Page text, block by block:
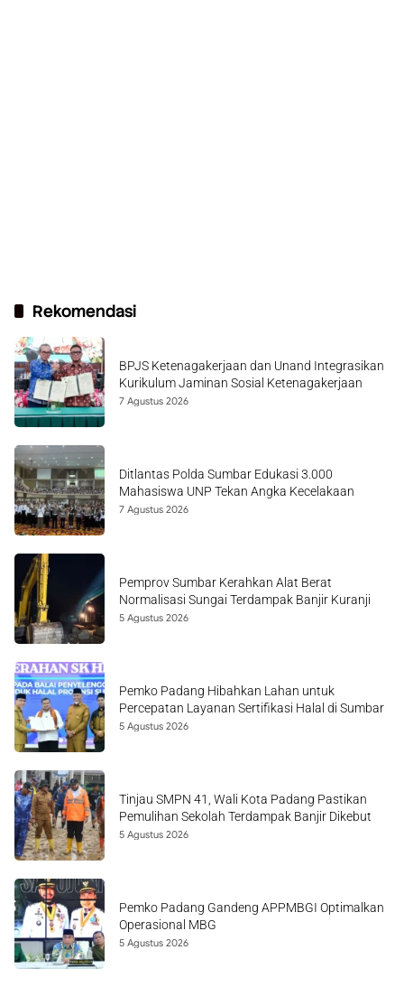
Rekomendasi
BPJS Ketenagakerjaan dan Unand Integrasikan
Kurikulum Jaminan Sosial Ketenagakerjaan
7 Agustus 2026
Ditlantas Polda Sumbar Edukasi 3.000
Mahasiswa UNP Tekan Angka Kecelakaan
7 Agustus 2026
Pemprov Sumbar Kerahkan Alat Berat
Normalisasi Sungai Terdampak Banjir Kuranji
5 Agustus 2026
Pemko Padang Hibahkan Lahan untuk
Percepatan Layanan Sertifikasi Halal di Sumbar
5 Agustus 2026
Tinjau SMPN 41, Wali Kota Padang Pastikan
Pemulihan Sekolah Terdampak Banjir Dikebut
5 Agustus 2026
Pemko Padang Gandeng APPMBGI Optimalkan
Operasional MBG
5 Agustus 2026